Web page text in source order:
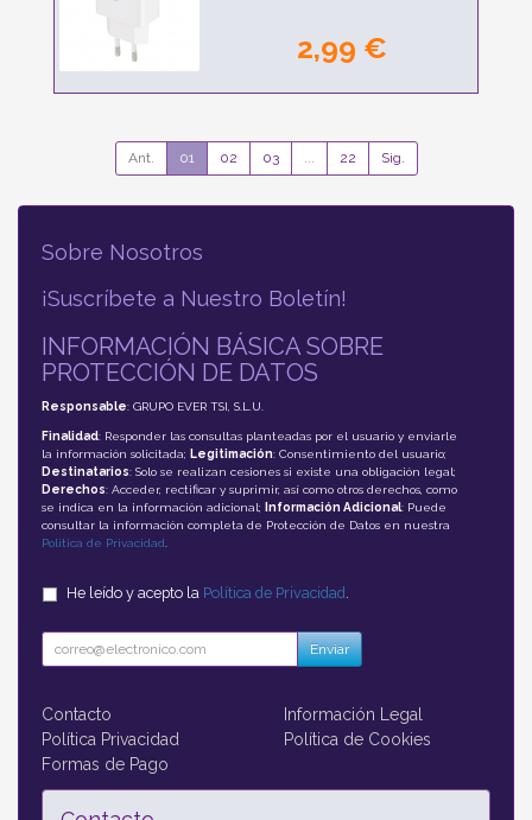
2,99 €
Ant. 01 02 03 ... 22 Sig.
Sobre Nosotros
¡Suscríbete a Nuestro Boletín!
INFORMACIÓN BÁSICA SOBRE
PROTECCIÓN DE DATOS
Responsable: GRUPO EVER TSI, S.L.U.
Finalidad: Responder las consultas planteadas por el usuario y enviarle
la información solicitada; Legitimación: Consentimiento del usuario;
Destinatarios: Solo se realizan cesiones si existe una obligación legal;
Derechos: Acceder, rectificar y suprimir, así como otros derechos, como
se indica en la información adicional;
Información Adicional: Puede
consultar la información completa de Protección de Datos en nuestra
Política de Privacidad.
He leído y acepto la Política de Privacidad .
Enviar
Contacto
Información Legal
Política Privacidad
Política de Cookies
Formas de Pago